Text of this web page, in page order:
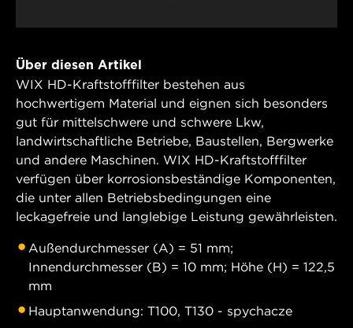
Über diesen Artikel
WIX HD-Kraftstofffilter bestehen aus
hochwertigem Material und eignen sich besonders
gut für mittelschwere und schwere Lkw,
landwirtschaftliche Betriebe, Baustellen, Bergwerke
und andere Maschinen. WIX HD-Kraftstofffilter
verfügen über korrosionsbeständige Komponenten,
die unter allen Betriebsbedingungen eine
leckagefreie und langlebige Leistung gewährleisten.
Außendurchmesser (A) = 51 mm;
Innendurchmesser (B) = 10 mm; Höhe (H) = 122,5
mm
Hauptanwendung: T100, T130 - spychacze